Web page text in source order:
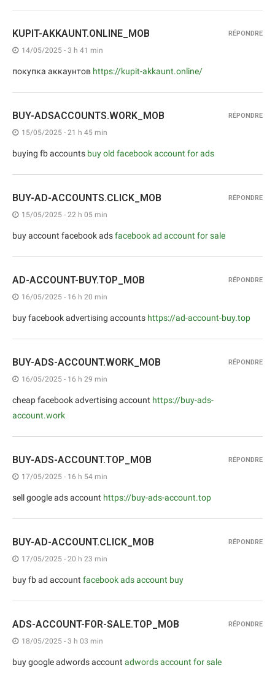
KUPIT-AKKAUNT.ONLINE_MOB
14/05/2025 - 3 h 41 min
покупка аккаунтов https://kupit-akkaunt.online/
RÉPONDRE
BUY-ADSACCOUNTS.WORK_MOB
15/05/2025 - 21 h 45 min
buying fb accounts buy old facebook account for ads
RÉPONDRE
BUY-AD-ACCOUNTS.CLICK_MOB
15/05/2025 - 22 h 05 min
buy account facebook adsfacebook ad account for sale
RÉPONDRE
AD-ACCOUNT-BUY.TOP_MOB
16/05/2025 - 16 h 20 min
buy facebook advertising accounts https://ad-account-buy.top
RÉPONDRE
BUY-ADS-ACCOUNT.WORK_MOB
16/05/2025 - 16 h 29 min
cheap facebook advertising account https://buy-ads-
account.work
RÉPONDRE
BUY-ADS-ACCOUNT.TOP_MOB
17/05/2025 - 16 h 54 min
sell google ads account https://buy-ads-account.top
RÉPONDRE
BUY-AD-ACCOUNT.CLICK_MOB
17/05/2025 - 20 h 23 min
buy fb ad account facebook ads account buy
RÉPONDRE
ADS-ACCOUNT-FOR-SALE.TOP_MOB
18/05/2025 - 3 h 03 min
buy google adwords account adwords account for sale
RÉPONDRE